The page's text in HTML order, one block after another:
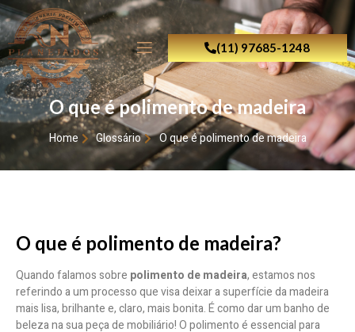
(11) 97685-1248
O que é polimento de madeira
Home Glossário O que é polimento de madeira
O que é polimento de madeira?
Quando falamos sobre polimento de madeira, estamos nos
referindo a um processo que visa deixar a superfície da madeira
mais lisa, brilhante e, claro, mais bonita. É como dar um banho de
beleza na sua peça de mobiliário! O polimento é essencial para